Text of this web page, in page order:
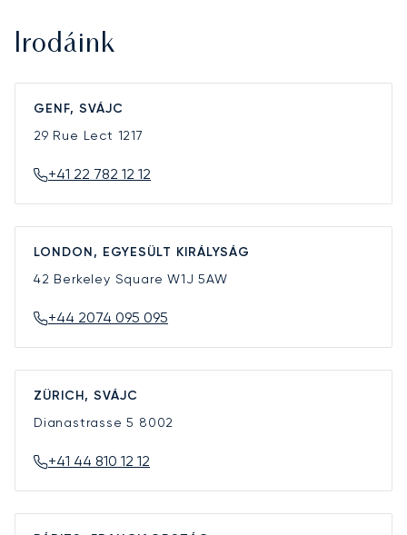
Irodáink
GENF, SVÁJC
29 Rue Lect 1217
+41 22 782 12 12
LONDON, EGYESÜLT KIRÁLYSÁG
42 Berkeley SquareW1J 5AW
+44 2074 095 095
ZÜRICH, SVÁJC
Dianastrasse 5 8002
+41 44 810 12 12